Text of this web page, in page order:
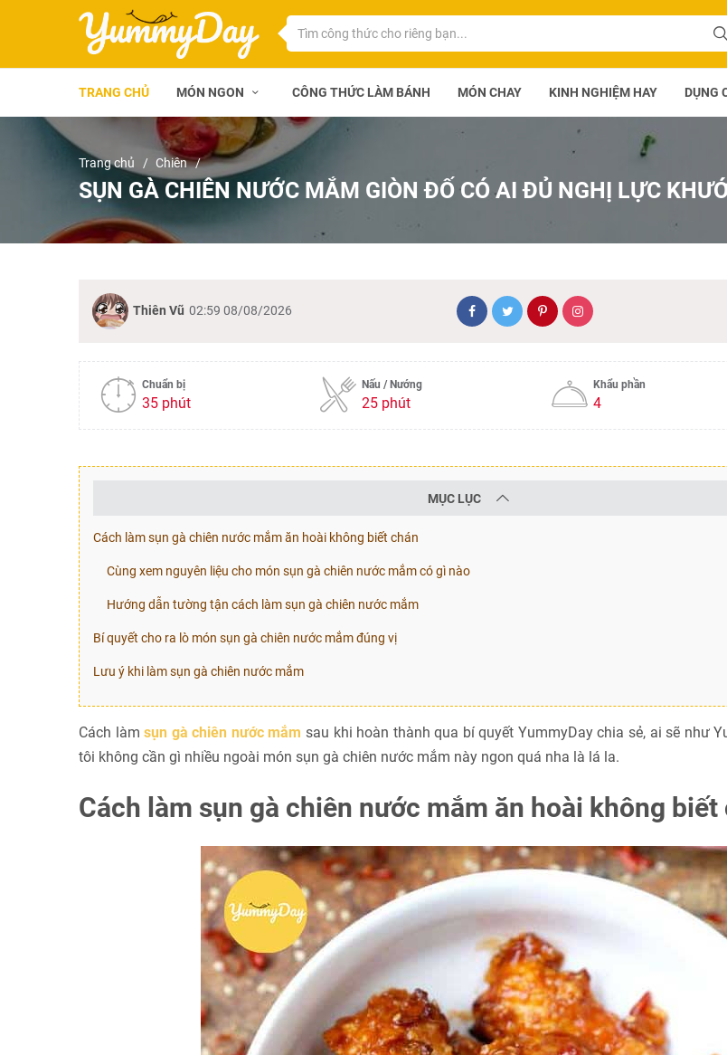
TRANG CHỦ MÓN NGON CÔNG THỨC LÀM BÁNH MÓN CHAY KINH NGHIỆM HAY DỤNG
Trang chủ Chiên
SỤN GÀ CHIÊN NƯỚC MẮM GIÒN ĐỐ CÓ AI ĐỦ NGHỊ LỰC
Thiên Vũ 02:59 08/08/2026
Chuẩn bị
35 phút
Nấu / Nướng
25 phút
Khẩu phần
4
MỤC LỤC
Cách làm sụn gà chiên nước mắm ăn hoài không biết chán
Cùng xem nguyên liệu cho món sụn gà chiên nước mắm có gì nào
Hướng dẫn tường tận cách làm sụn gà chiên nước mắm
Bí quyết cho ra lò món sụn gà chiên nước mắm đúng vị
Lưu ý khi làm sụn gà chiên nước mắm
Cách làmsụn gà chiên nước mắm sau khi hoàn thành qua bí quyết YummyDay chia sẻ, ai sẽ như
tôi không cần gì nhiều ngoài món sụn gà chiên nước mắm này ngon quá nha là lá la.
Cách làm sụn gà chiên nước mắm ăn hoài không biết